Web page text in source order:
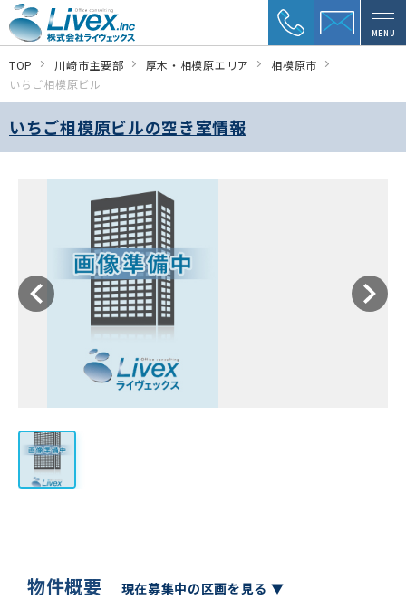
MENU
TOP 川崎市主要部 厚木・相模原エリア
相模原市
いちご相模原ビル
いちご相模原ビルの空き室情報
物件概要 現在募集中の区画を見る ▼